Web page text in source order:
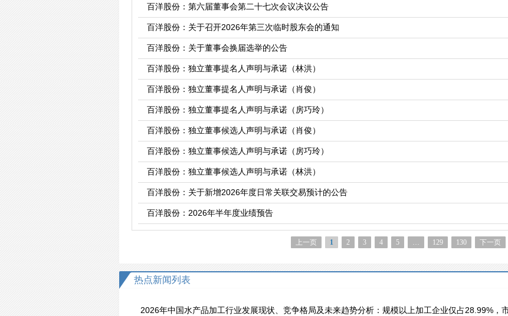
百洋股份：第六届董事会第二十七次会议决议公告
百洋股份：关于召开2026年第三次临时股东会的通知
百洋股份：关于董事会换届选举的公告
百洋股份：独立董事提名人声明与承诺（林洪）
百洋股份：独立董事提名人声明与承诺（肖俊）
百洋股份：独立董事提名人声明与承诺（房巧玲）
百洋股份：独立董事候选人声明与承诺（肖俊）
百洋股份：独立董事候选人声明与承诺（房巧玲）
百洋股份：独立董事候选人声明与承诺（林洪）
百洋股份：关于新增2026年度日常关联交易预计的公告
百洋股份：2026年半年度业绩预告
上一页 1 2 3 4 5 … 129 130 下一页
热点新闻列表
2026年中国水产品加工行业发展现状、竞争格局及未来趋势分析：规模以上加工企业仅占28.99%，